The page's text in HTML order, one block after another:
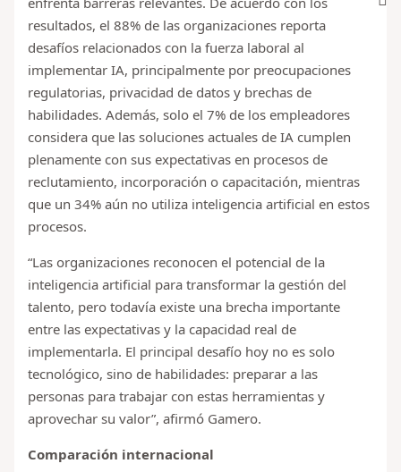
resultados, el 88% de las organizaciones reporta
desafíos relacionados con la fuerza laboral al
implementar IA, principalmente por preocupaciones
regulatorias, privacidad de datos y brechas de
habilidades. Además, solo el 7% de los empleadores
considera que las soluciones actuales de IA cumplen
plenamente con sus expectativas en procesos de
reclutamiento, incorporación o capacitación, mientras
que un 34% aún no utiliza inteligencia artificial en estos
procesos.
“Las organizaciones reconocen el potencial de la
inteligencia artificial para transformar la gestión del
talento, pero todavía existe una brecha importante
entre las expectativas y la capacidad real de
implementarla. El principal desafío hoy no es solo
tecnológico, sino de habilidades: preparar a las
personas para trabajar con estas herramientas y
aprovechar su valor”, afirmó Gamero.
Comparación internacional